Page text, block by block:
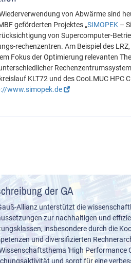
von Abwärme sind
geförderten Projektes „SIMOPEK –
von Supercomputer-
rechenzentren. Am Beispiel des
Fokus der Optimierung relevanten
KLT72 und des CooLMUC HPC
www.simopek.de
der GA
Allianz unterstützt die
zur nachhaltigen und
insbesondere durch die
und diversifizierten
'High Performance
und sorgt für eine